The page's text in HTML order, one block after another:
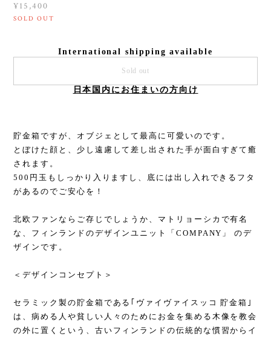
¥15,400
SOLD OUT
International shipping available
Sold out
日本国内にお住まいの方向け
貯金箱ですが、オブジェとして最高に可愛いのです。
とぼけた顔と、少し遠慮して差し出された手が面白すぎて癒
されます。
500円玉もしっかり入りますし、底には出し入れできるフタ
があるのでご安心を！
北欧ファンならご存じでしょうか、マトリョーシカで有名
な、フィンランドのデザインユニット「COMPANY」 のデ
ザインです。
＜デザインコンセプト＞
セラミック製の貯金箱である｢ヴァイヴァイスッコ 貯金箱｣
は、病める人や貧しい人々のためにお金を集める木像を教会
の外に置くという、古いフィンランドの伝統的な慣習からイ